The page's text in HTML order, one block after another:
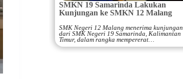
SMKN 19 Samarinda Lakukan
Kunjungan ke SMKN 12 Malang
SMK Negeri 12 Malang menerima kunjungan
dari SMK Negeri 19 Samarinda, Kalimantan
Timur, dalam rangka mempererat…